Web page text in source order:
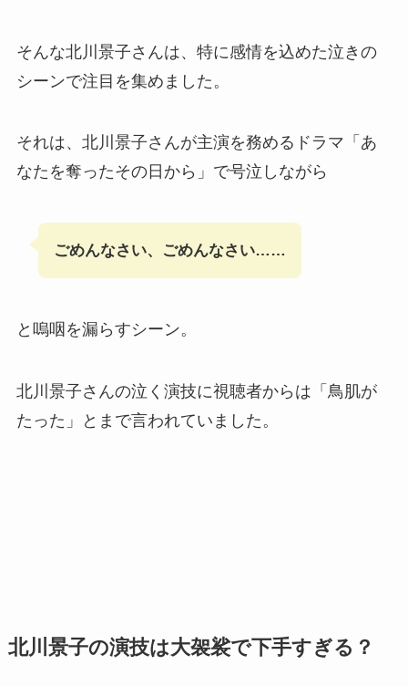
そんな北川景子さんは、特に感情を込めた泣きの
シーンで注目を集めました。
それは、北川景子さんが主演を務めるドラマ「あ
なたを奪ったその日から」で号泣しながら
ごめんなさい、ごめんなさい……
と嗚咽を漏らすシーン。
北川景子さんの泣く演技に視聴者からは「鳥肌が
たった」とまで言われていました。
北川景子の演技は大袈裟で下手すぎる？